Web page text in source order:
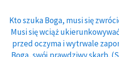
Kto szuka Boga, musi się
Musi się wciąż
przed oczyma i wytrwale